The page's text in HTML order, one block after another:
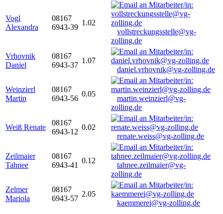
Vogl
Alexandra
08167
6943-39
1.02
vollstreckungsstelle@vg-
zolling.de
Vrhovnik
Daniel
08167
6943-37
1.07
daniel.vrhovnik@vg-zolling.de
Weinzierl
Martin
08167
6943-56
0.05
martin.weinzierl@vg-
zolling.de
Weiß Renate
08167
6943-12
0.02
renate.weiss@vg-zolling.de
Zeilmaier
Tahnee
08167
6943-41
0.12
tahnee.zeilmaier@vg-
zolling.de
Zelmer
Mariola
08167
6943-57
2.05
kaemmerei@vg-zolling.de